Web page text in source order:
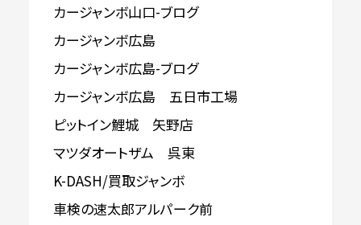
カージャンボ山口-ブログ
カージャンボ広島
カージャンボ広島-ブログ
カージャンボ広島 五日市工場
ピットイン鯉城 矢野店
マツダオートザム 呉東
K-DASH/買取ジャンボ
車検の速太郎アルパーク前